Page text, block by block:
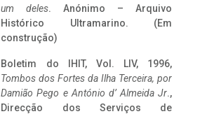
um deles. Anónimo – Arquivo
Histórico Ultramarino. (Em
construção)
Boletim do IHIT, Vol. LIV, 1996,
Tombos dos Fortes da Ilha Terceira, por
Damião Pego e António d’ Almeida Jr.,
Direcção dos Serviços de